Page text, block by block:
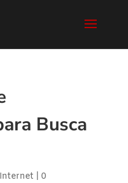
Busca
Internet
0